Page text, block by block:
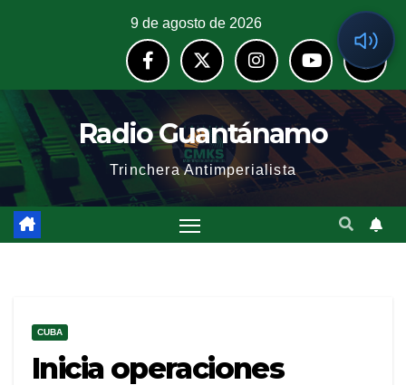
9 de agosto de 2026
Radio Guantánamo
Trinchera Antimperialista
CUBA
Inicia operaciones